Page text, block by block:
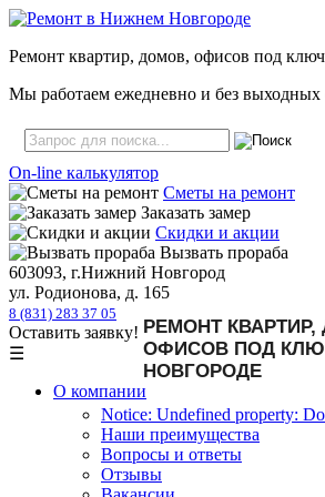
Ремонт квартир, домов, офисов под
Мы работаем ежедневно и без выходных
On-line калькулятор
Сметы на ремонт
Заказать замер
Скидки и акции
Вызвать прораба
603093, г.Нижний Новгород
ул. Родионова, д. 165
8 (831) 283 37 05
Оставить заявку!
☰
О компании
Notice: Undefined property:
Наши преимущества
Вопросы и ответы
Отзывы
РЕМОНТ
ОФИСОВ ПОД
НОВГОРОДЕ